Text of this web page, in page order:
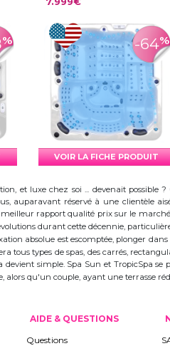
% -64%
VOIR LA FICHE PRODUIT
et luxe chez soi ... devenait possible
auparavant réservé à une
rapport qualité prix sur le
durant cette décennie,
absolue est escomptée, plonger
types de spas, des carrés,
simple. Spa Sun et TropicSpa
alors qu'un couple, ayant une terrasse
AIDE & QUESTIONS
Questions